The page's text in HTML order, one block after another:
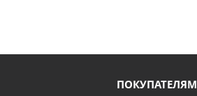
ПОКУПАТЕЛЯМ